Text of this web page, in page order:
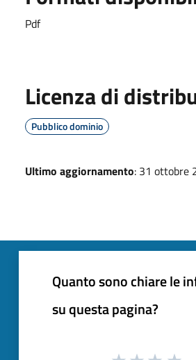
Pdf
Licenza di
Pubblico dominio
Ultimo aggiornamento: 31 ottobre
Quanto sono chiare le
su questa pagina?